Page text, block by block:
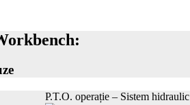
P.T.O. operație – Sistem hidraulic